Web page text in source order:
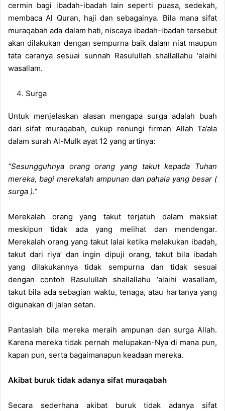
cermin bagi ibadah-ibadah lain seperti puasa, sedekah,
membaca Al Quran, haji dan sebagainya. Bila mana sifat
muraqabah ada dalam hati, niscaya ibadah-ibadah tersebut
akan dilakukan dengan sempurna baik dalam niat maupun
tata caranya sesuai sunnah Rasulullah shallallahu ‘alaihi
wasallam.
Surga
Untuk menjelaskan alasan mengapa surga adalah buah
dari sifat muraqabah, cukup renungi firman Allah Ta’ala
dalam surah Al-Mulk ayat 12 yang artinya:
“Sesungguhnya orang orang yang takut kepada Tuhan
mereka, bagi merekalah ampunan dan pahala yang besar (
surga ).”
Merekalah orang yang takut terjatuh dalam maksiat
meskipun tidak ada yang melihat dan mendengar.
Merekalah orang yang takut lalai ketika melakukan ibadah,
takut dari riya’ dan ingin dipuji orang, takut bila ibadah
yang dilakukannya tidak sempurna dan tidak sesuai
dengan contoh Rasulullah shallallahu ‘alaihi wasallam,
takut bila ada sebagian waktu, tenaga, atau hartanya yang
digunakan di jalan setan.
Pantaslah bila mereka meraih ampunan dan surga Allah.
Karena mereka tidak pernah melupakan-Nya di mana pun,
kapan pun, serta bagaimanapun keadaan mereka.
Akibat buruk tidak adanya sifat muraqabah
Secara sederhana akibat buruk tidak adanya sifat